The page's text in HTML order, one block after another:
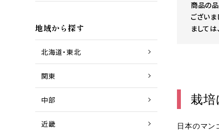
地域から探す
北海道・東北
関東
中部
近畿
商品の
ござい
まして
栽
日本のマン